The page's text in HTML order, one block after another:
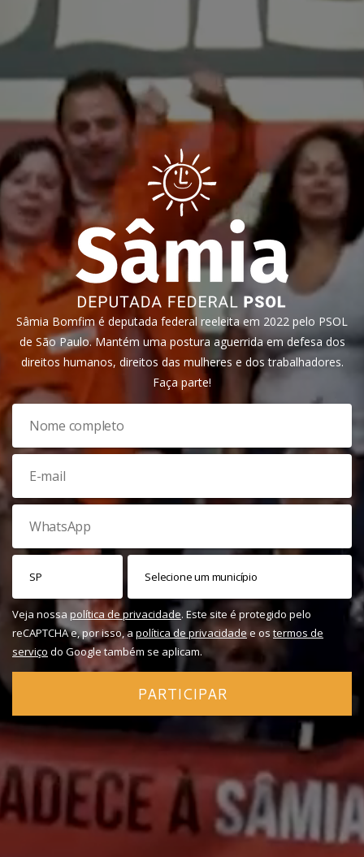
Sâmia Bomfim é deputada federal reeleita em 2022 pelo PSOL
de São Paulo. Mantém uma postura aguerrida em defesa dos
direitos humanos, direitos das mulheres e dos trabalhadores.
Faça parte!
Veja nossa política de privacidade. Este site é protegido pelo
reCAPTCHA e, por isso, a política de privacidade e os termos de
serviço do Google também se aplicam.
PARTICIPAR